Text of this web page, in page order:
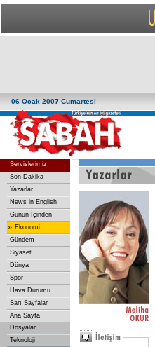
06 Ocak 2007 Cumartesi
Servislerimiz
Son Dakika
Yazarlar
News in English
Günün İçinden
» Ekonomi
Gündem
Siyaset
Dünya
Spor
Hava Durumu
Sarı Sayfalar
Ana Sayfa
Dosyalar
Teknoloji